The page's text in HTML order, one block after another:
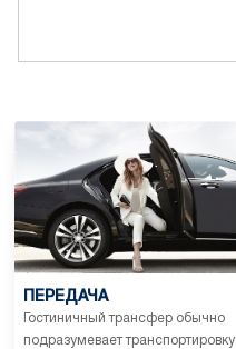
ПЕРЕДАЧА
Гостиничный трансфер обычно
подразумевает транспортировку